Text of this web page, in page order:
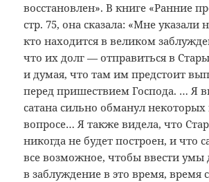
восстановлен». В книге «Ранние
стр. 75, она сказала: «Мне указали
кто находится в великом
что их долг — отправиться в
и думая, что там им предстоит
перед пришествием Господа. … Я
сатана сильно обманул некоторых
вопросе… Я также видела, что
никогда не будет построен, и что
все возможное, чтобы ввести умы
в заблуждение в это время, время